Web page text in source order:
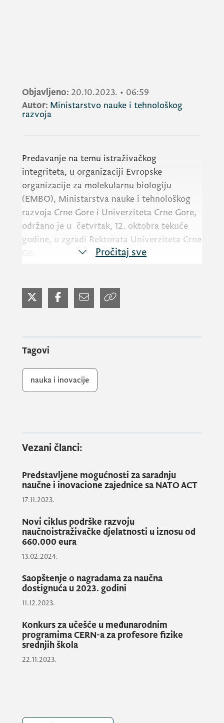
Objavljeno: 20.10.2023. • 06:59
Autor: Ministarstvo nauke i tehnološkog
razvoja
Predavanje na temu istraživačkog
integriteta, u organizaciji Evropske
organizacije za molekularnu biologiju
(EMBO), Ministarstva nauke i tehnološkog
razvoja Crne Gore i Univerziteta Crne Gore,
održano je u četvrtak, 12. oktobra tekuće
godine, u zgradi Rektorata Univerziteta Crne
Go.
Prisutnima se u ime Univerziteta obratila
prof. dr Nataša Popović, prodekan za
istraživačkog integriteta u Crnoj Gori
održala doc. dr Aleksandra Klisić, takođe sa
Medicinskog fakulteta. Renomirani
predavači izEMBO
predavanja na temu dobrih praksi u
transparentnosti i principa otvorene nauke,
kao i pitanja procjene istraživačke
od strane studenata master i doktorskih
studija, mladih doktora nauka i
profesionalaca iz oblasti biologije, medicine,
prirodnih i tehničkih nauka, ali i društvenih i
humanističkih nauka. Predavanjima su
prisustvovale i predstavnice Ministarstva
nauke i tehnološkog razvoja, Lidija Vukčević i
saradnju saEMBO-m, dok je završnom
diskusijom predsjedavala dr Maša Ždralević,
naučni saradnik na Institutu za napredne
Pročitaj sve
Tagovi
nauka i inovacije
Vezani članci:
Predstavljene mogućnosti za saradnju
naučne i inovacione zajednice sa NATO ACT
17.11.2023.
Novi ciklus podrške razvoju
naučnoistraživačke djelatnosti u iznosu od
660.000 eura
13.02.2024.
Saopštenje o nagradama za naučna
dostignuća u 2023. godini
11.12.2023.
Konkurs za učešće u međunarodnim
programima CERN-a za profesore fizike
srednjih škola
22.11.2023.